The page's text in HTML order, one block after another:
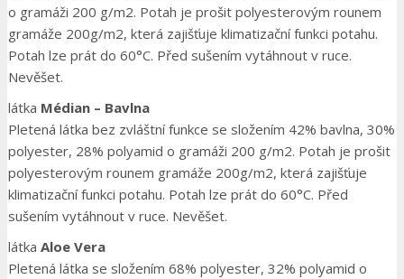
o gramáži 200 g/m2. Potah je prošit polyesterovým rounem
gramáže 200g/m2, která zajišťuje klimatizační funkci potahu.
Potah lze prát do 60°C. Před sušením vytáhnout v ruce.
Nevěšet.
látka Médian – Bavlna
Pletená látka bez zvláštní funkce se složením 42% bavlna, 30%
polyester, 28% polyamid o gramáži 200 g/m2. Potah je prošit
polyesterovým rounem gramáže 200g/m2, která zajišťuje
klimatizační funkci potahu. Potah lze prát do 60°C. Před
sušením vytáhnout v ruce. Nevěšet.
látka Aloe Vera
Pletená látka se složením 68% polyester, 32% polyamid o